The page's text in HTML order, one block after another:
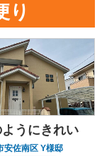
り
うにきれい
安佐南区 Y様邸